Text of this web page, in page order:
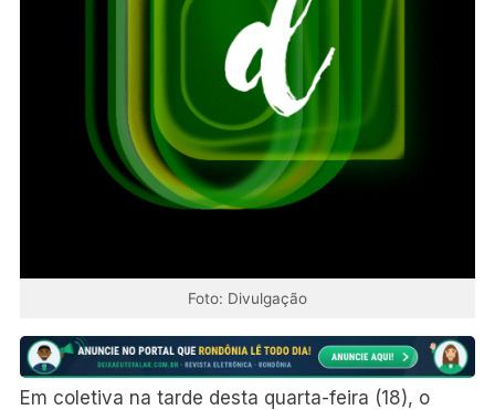
Foto: Divulgação
Em coletiva na tarde desta quarta-feira (18), o